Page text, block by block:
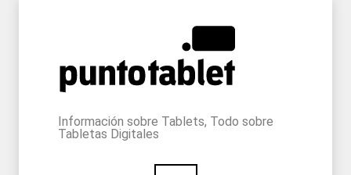
Información sobre Tablets, Todo sobre
Tabletas Digitales